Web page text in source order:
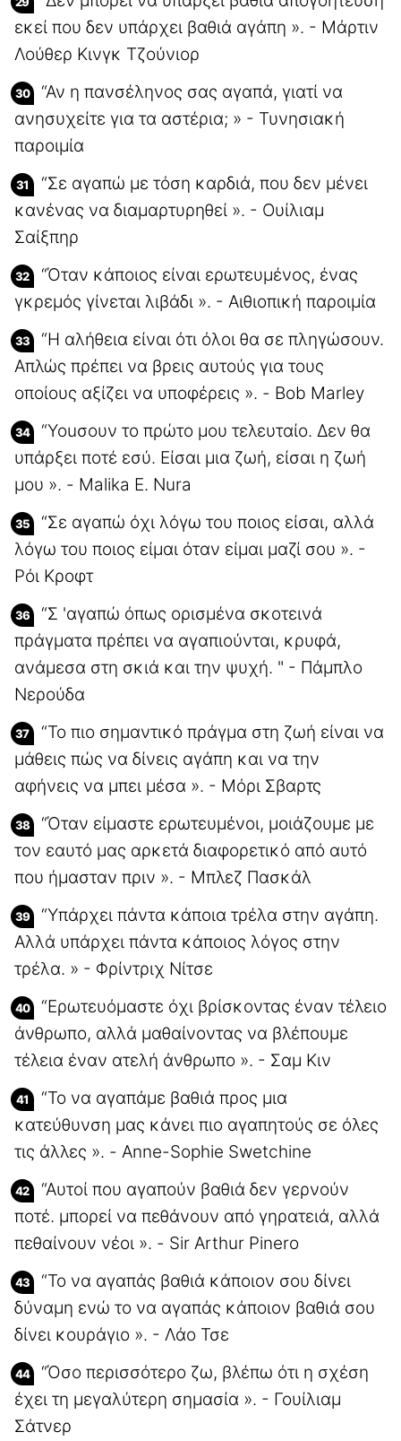
εκεί που δεν υπάρχει βαθιά αγάπη ». - Μάρτιν
Λούθερ Κινγκ Τζούνιορ
“Αν η πανσέληνος σας αγαπά, γιατί να
ανησυχείτε για τα αστέρια; » - Τυνησιακή
παροιμία
“Σε αγαπώ με τόση καρδιά, που δεν μένει
κανένας να διαμαρτυρηθεί ». - Ουίλιαμ
Σαίξπηρ
“Όταν κάποιος είναι ερωτευμένος, ένας
γκρεμός γίνεται λιβάδι ». - Αιθιοπική παροιμία
“Η αλήθεια είναι ότι όλοι θα σε πληγώσουν.
Απλώς πρέπει να βρεις αυτούς για τους
οποίους αξίζει να υποφέρεις ». - Bob Marley
“Youσουν το πρώτο μου τελευταίο. Δεν θα
υπάρξει ποτέ εσύ. Είσαι μια ζωή, είσαι η ζωή
μου ». - Malika E. Nura
“Σε αγαπώ όχι λόγω του ποιος είσαι, αλλά
λόγω του ποιος είμαι όταν είμαι μαζί σου ». -
Ρόι Κροφτ
“Σ 'αγαπώ όπως ορισμένα σκοτεινά
πράγματα πρέπει να αγαπιούνται, κρυφά,
ανάμεσα στη σκιά και την ψυχή. " - Πάμπλο
Νερούδα
“Το πιο σημαντικό πράγμα στη ζωή είναι να
μάθεις πώς να δίνεις αγάπη και να την
αφήνεις να μπει μέσα ». - Μόρι Σβαρτς
“Όταν είμαστε ερωτευμένοι, μοιάζουμε με
τον εαυτό μας αρκετά διαφορετικό από αυτό
που ήμασταν πριν ». - Μπλεζ Πασκάλ
“Υπάρχει πάντα κάποια τρέλα στην αγάπη.
Αλλά υπάρχει πάντα κάποιος λόγος στην
τρέλα. » - Φρίντριχ Νίτσε
“Ερωτευόμαστε όχι βρίσκοντας έναν τέλειο
άνθρωπο, αλλά μαθαίνοντας να βλέπουμε
τέλεια έναν ατελή άνθρωπο ». - Σαμ Κιν
“Το να αγαπάμε βαθιά προς μια
κατεύθυνση μας κάνει πιο αγαπητούς σε όλες
τις άλλες ». - Anne-Sophie Swetchine
“Αυτοί που αγαπούν βαθιά δεν γερνούν
ποτέ. μπορεί να πεθάνουν από γηρατειά, αλλά
πεθαίνουν νέοι ». - Sir Arthur Pinero
“Το να αγαπάς βαθιά κάποιον σου δίνει
δύναμη ενώ το να αγαπάς κάποιον βαθιά σου
δίνει κουράγιο ». - Λάο Τσε
“Όσο περισσότερο ζω, βλέπω ότι η σχέση
έχει τη μεγαλύτερη σημασία ». - Γουίλιαμ
Σάτνερ